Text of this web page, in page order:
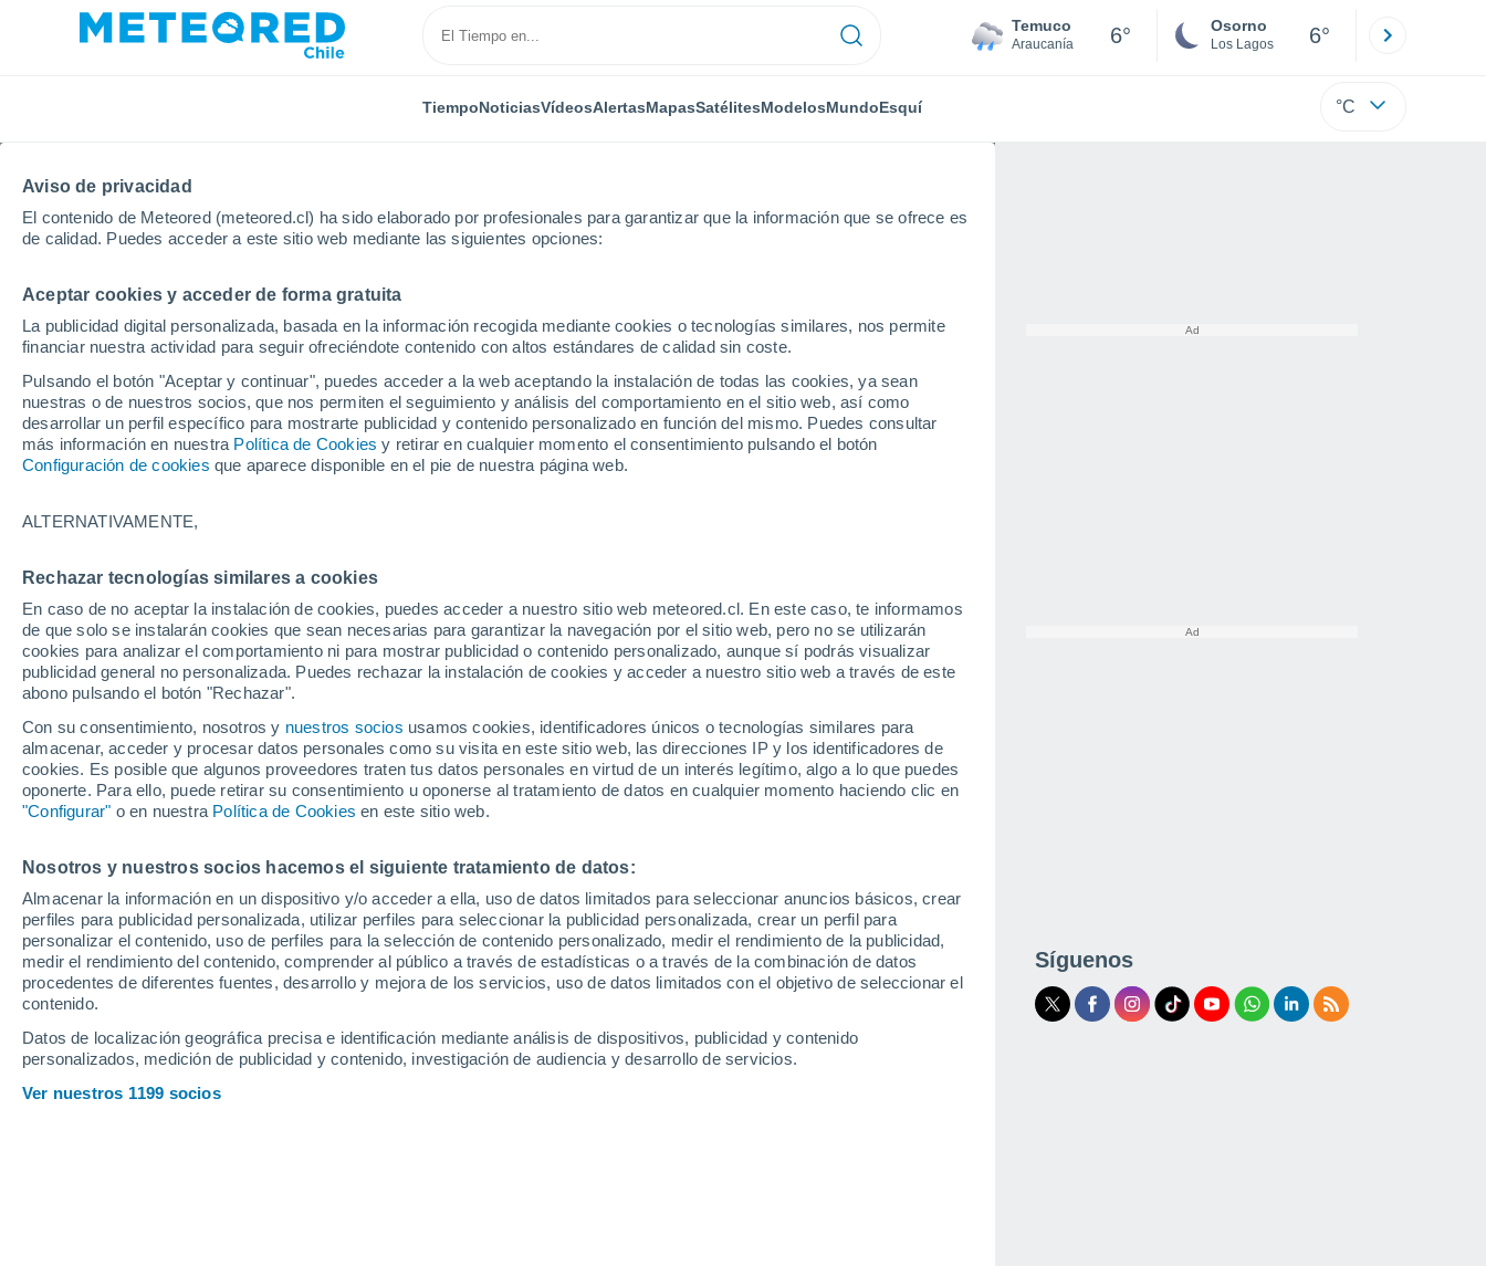
Aviso de privacidad
El contenido de Meteored (meteored.cl) ha sido elaborado por profesionales para garantizar que la información que se ofrece es
de calidad. Puedes acceder a este sitio web mediante las siguientes opciones:
Aceptar cookies y acceder de forma gratuita
La publicidad digital personalizada, basada en la información recogida mediante cookies o tecnologías similares, nos permite
financiar nuestra actividad para seguir ofreciéndote contenido con altos estándares de calidad sin coste.
Pulsando el botón "Aceptar y continuar", puedes acceder a la web aceptando la instalación de todas las cookies, ya sean
nuestras o de nuestros socios, que nos permiten el seguimiento y análisis del comportamiento en el sitio web, así como
desarrollar un perfil específico para mostrarte publicidad y contenido personalizado en función del mismo. Puedes consultar
más información en nuestra Política de Cookies y retirar en cualquier momento el consentimiento pulsando el botón
Configuración de cookies que aparece disponible en el pie de nuestra página web.
ALTERNATIVAMENTE,
Rechazar tecnologías similares a cookies
En caso de no aceptar la instalación de cookies, puedes acceder a nuestro sitio web meteored.cl. En este caso, te informamos
de que solo se instalarán cookies que sean necesarias para garantizar la navegación por el sitio web, pero no se utilizarán
cookies para analizar el comportamiento ni para mostrar publicidad o contenido personalizado, aunque sí podrás visualizar
publicidad general no personalizada. Puedes rechazar la instalación de cookies y acceder a nuestro sitio web a través de este
abono pulsando el botón "Rechazar".
Con su consentimiento, nosotros y nuestros socios usamos cookies, identificadores únicos o tecnologías similares para
almacenar, acceder y procesar datos personales como su visita en este sitio web, las direcciones IP y los identificadores de
cookies. Es posible que algunos proveedores traten tus datos personales en virtud de un interés legítimo, algo a lo que puedes
oponerte. Para ello, puede retirar su consentimiento u oponerse al tratamiento de datos en cualquier momento haciendo clic en
"Configurar" o en nuestra Política de Cookies en este sitio web.
Nosotros y nuestros socios hacemos el siguiente tratamiento de datos:
Almacenar la información en un dispositivo y/o acceder a ella, uso de datos limitados para seleccionar anuncios básicos, crear
perfiles para publicidad personalizada, utilizar perfiles para seleccionar la publicidad personalizada, crear un perfil para
personalizar el contenido, uso de perfiles para la selección de contenido personalizado, medir el rendimiento de la publicidad,
medir el rendimiento del contenido, comprender al público a través de estadísticas o a través de la combinación de datos
procedentes de diferentes fuentes, desarrollo y mejora de los servicios, uso de datos limitados con el objetivo de seleccionar el
contenido.
Datos de localización geográfica precisa e identificación mediante análisis de dispositivos, publicidad y contenido
personalizados, medición de publicidad y contenido, investigación de audiencia y desarrollo de servicios.
Ver nuestros 1199 socios
Temuco
Araucanía 6° Osorno
Los Lagos 6°
TiempoNoticiasVídeosAlertasMapasSatélitesModelosMundoEsquí °C
Inicio Portugal Distrito de Leiria Localidades
El tiempo en todas las ciudades del Distrito de
Leiria
Todas las localidades del Distrito de Leiria
A Dos Francos
Aguda
Almagreira
Amor
Arrabal
Arrimal
Bairradas
Bajouca
Barosa
Benedita
Maçãs De Dona Maria
Meirinhas
Mira De Aire
Monte Real
Nadadouro
Ortigosa
Pousos
Redinha
Regueira De Pontes
Salir De Matos
Síguenos